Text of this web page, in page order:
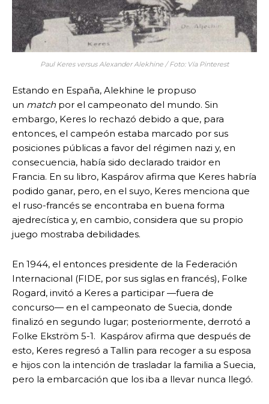
Paul Keres versus Alexander Alekhine / Foto: Vía Pinterest
Estando en España, Alekhine le propuso
un match por el campeonato del mundo. Sin
embargo, Keres lo rechazó debido a que, para
entonces, el campeón estaba marcado por sus
posiciones públicas a favor del régimen nazi y, en
consecuencia, había sido declarado traidor en
Francia. En su libro, Kaspárov afirma que Keres habría
podido ganar, pero, en el suyo, Keres menciona que
el ruso-francés se encontraba en buena forma
ajedrecística y, en cambio, considera que su propio
juego mostraba debilidades.
En 1944, el entonces presidente de la Federación
Internacional (FIDE, por sus siglas en francés), Folke
Rogard, invitó a Keres a participar —fuera de
concurso— en el campeonato de Suecia, donde
finalizó en segundo lugar; posteriormente, derrotó a
Folke Ekström 5-1. Kaspárov afirma que después de
esto, Keres regresó a Tallin para recoger a su esposa
e hijos con la intención de trasladar la familia a Suecia,
pero la embarcación que los iba a llevar nunca llegó.